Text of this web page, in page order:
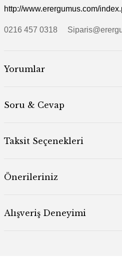
http://www.erergumus.com/
0216 457 0318
Yorumlar
Soru & Cevap
Taksit Seçenekleri
Önerileriniz
Alışveriş Deneyimi